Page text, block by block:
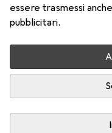
essere trasmessi
pubblicitari.